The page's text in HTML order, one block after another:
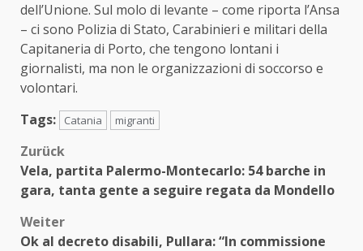
dell’Unione. Sul molo di levante – come riporta l’Ansa
– ci sono Polizia di Stato, Carabinieri e militari della
Capitaneria di Porto, che tengono lontani i
giornalisti, ma non le organizzazioni di soccorso e
volontari.
Tags:
Catania migranti
Beitragsnavigation
Zurück
Vela, partita Palermo-Montecarlo: 54 barche in
gara, tanta gente a seguire regata da Mondello
Weiter
Ok al decreto disabili, Pullara: “In commissione